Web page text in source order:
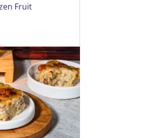
Fruit